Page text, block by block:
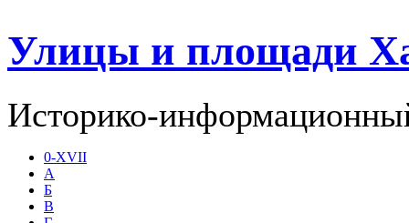
Улицы и площади
Историко-
0-XVII
А
Б
В